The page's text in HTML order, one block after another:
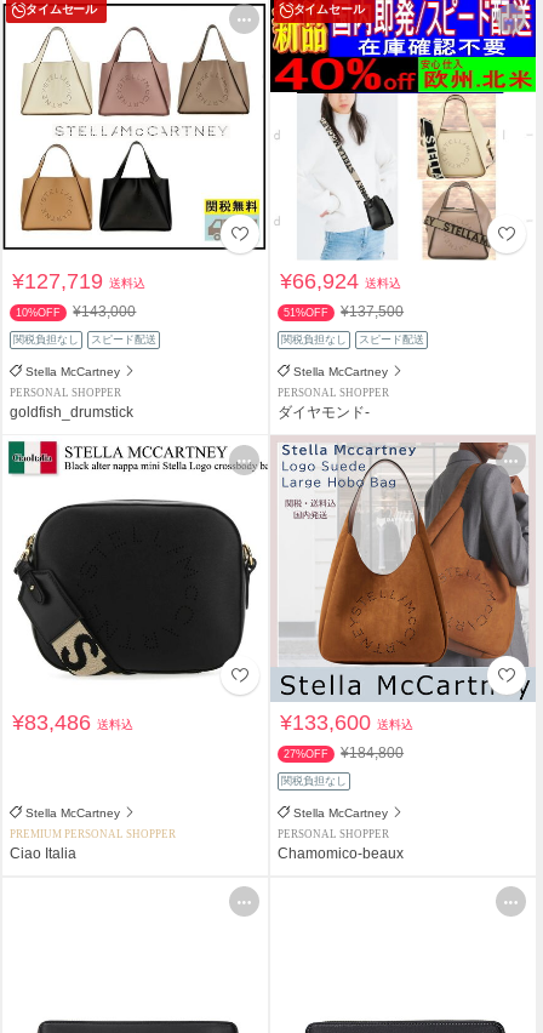
タイムセール
¥127,719送料込
10%OFF ¥143,000
関税負担なし スピード配送
Stella McCartney
PERSONAL SHOPPER
goldfish_drumstick
タイムセール
¥66,924送料込
51%OFF ¥137,500
関税負担なし スピード配送
Stella McCartney
PERSONAL SHOPPER
ダイヤモンド-
¥83,486送料込
Stella McCartney
PREMIUM PERSONAL SHOPPER
Ciao Italia
¥133,600送料込
27%OFF ¥184,800
関税負担なし
Stella McCartney
PERSONAL SHOPPER
Chamomico-beaux